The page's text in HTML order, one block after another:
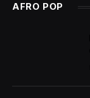
AFRO POP